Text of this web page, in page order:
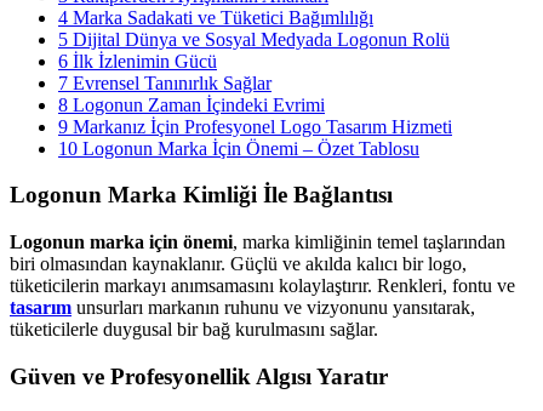
4 Marka Sadakati ve Tüketici Bağımlılığı
5 Dijital Dünya ve Sosyal Medyada Logonun Rolü
6 İlk İzlenimin Gücü
7 Evrensel Tanınırlık Sağlar
8 Logonun Zaman İçindeki Evrimi
9 Markanız İçin Profesyonel Logo Tasarım Hizmeti
10 Logonun Marka İçin Önemi – Özet Tablosu
Logonun Marka Kimliği İle Bağlantısı
Logonun marka için önemi, marka kimliğinin temel taşlarından
biri olmasından kaynaklanır. Güçlü ve akılda kalıcı bir logo,
tüketicilerin markayı anımsamasını kolaylaştırır. Renkleri, fontu ve
tasarım unsurları markanın ruhunu ve vizyonunu yansıtarak,
tüketicilerle duygusal bir bağ kurulmasını sağlar.
Güven ve Profesyonellik Algısı Yaratır